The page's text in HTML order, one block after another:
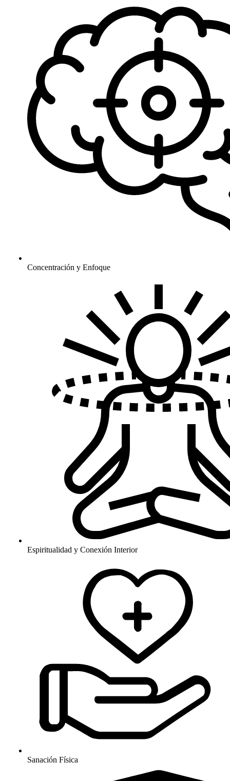
Concentración y Enfoque
Espiritualidad y Conexión Interior
Sanación Física